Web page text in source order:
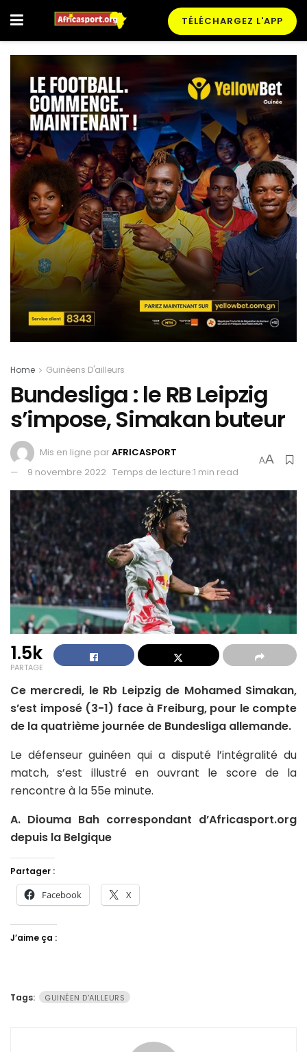
TÉLÉCHARGEZ L'APP
Home Guinéens D'ailleurs
Bundesliga : le RB Leipzig
s’impose, Simakan buteur
Mis en ligne parAFRICASPORT
9 novembre 2022 Temps de lecture:1 min read
AA
1.5k
PARTAGE
Ce mercredi, le Rb Leipzig de Mohamed Simakan,
s’est imposé (3-1) face à Freiburg, pour le compte
de la quatrième journée de Bundesliga allemande.
Le défenseur guinéen qui a disputé l’intégralité du
match, s’est illustré en ouvrant le score de la
rencontre à la 55e minute.
A. Diouma Bah correspondant d’Africasport.org
depuis la Belgique
Partager :
Facebook X
J’aime ça :
Tags: GUINÉEN D'AILLEURS